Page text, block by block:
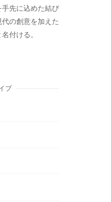
先に込めた結び
の創意を加えた
付ける。
ブ